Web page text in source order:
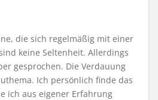
die sich regelmäßig mit einer
keine Seltenheit. Allerdings
gesprochen. Die Verdauung
Ich persönlich finde das
ich aus eigener Erfahrung